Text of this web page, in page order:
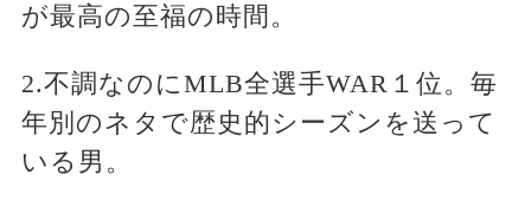
が最高の至福の時間。
2.不調なのにMLB全選手WAR１位。毎
年別のネタで歴史的シーズンを送って
いる男。